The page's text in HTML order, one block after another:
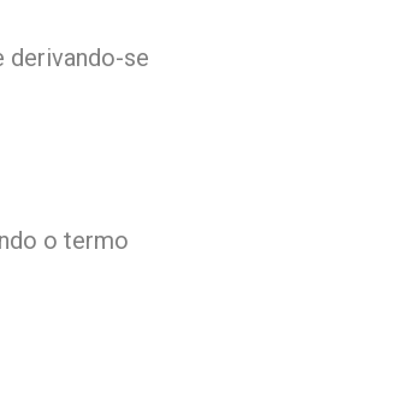
derivando-se
o termo